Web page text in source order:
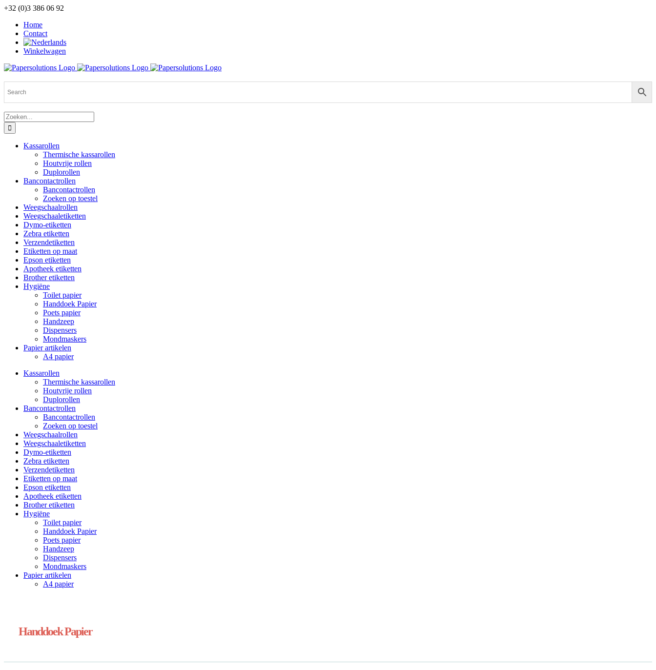
Ga
inhoud
+32 (0)3 386 06 92
Home
Contact
Winkelwagen
Zoeken
naar:
Kassarollen
Thermische kassarollen
Houtvrije rollen
Duplorollen
Bancontactrollen
Bancontactrollen
Zoeken op toestel
Weegschaalrollen
Weegschaaletiketten
Dymo-etiketten
Zebra etiketten
Verzendetiketten
Etiketten op maat
Epson etiketten
Apotheek etiketten
Brother etiketten
Hygiëne
Toilet papier
Handdoek Papier
Poets papier
Handzeep
Dispensers
Mondmaskers
Papier artikelen
A4 papier
Kassarollen
Thermische kassarollen
Houtvrije rollen
Duplorollen
Bancontactrollen
Bancontactrollen
Zoeken op toestel
Weegschaalrollen
Weegschaaletiketten
Dymo-etiketten
Zebra etiketten
Verzendetiketten
Etiketten op maat
Epson etiketten
Apotheek etiketten
Brother etiketten
Hygiëne
Toilet papier
Handdoek Papier
Poets papier
Handzeep
Dispensers
Mondmaskers
Papier artikelen
A4 papier
Handdoek Papier